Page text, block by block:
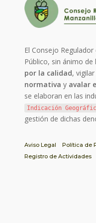
El Consejo
Público, sin ánimo
por la calidad, vigilar
normativa y avalar
se elaboran en las
Indicación
gestión de dichas
Aviso Legal Política de
Registro de Actividades